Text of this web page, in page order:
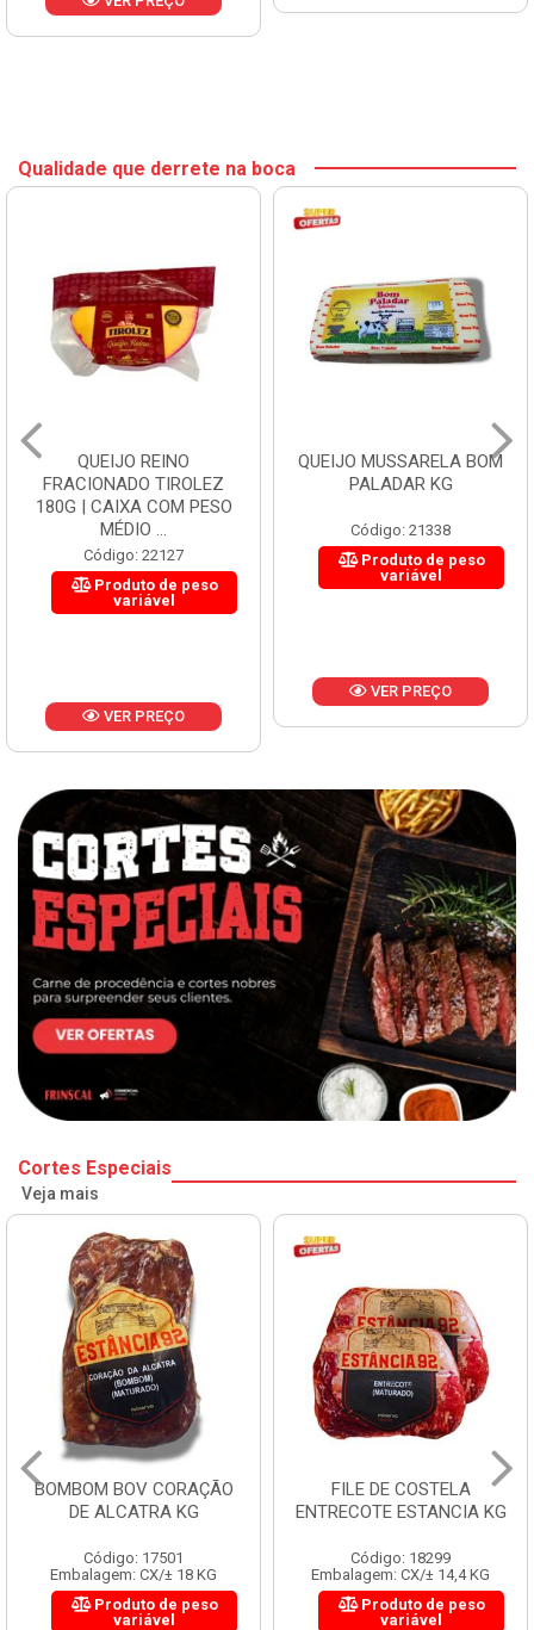
Qualidade que derrete na boca
QUEIJO REINO
FRACIONADO TIROLEZ
180G | CAIXA COM PESO
MÉDIO ...
Código: 22127
Produto de peso
variável
VER PREÇO
QUEIJO MUSSARELA BOM
PALADAR KG
Código: 21338
Produto de peso
variável
VER PREÇO
Cortes Especiais
Veja mais
BOMBOM BOV CORAÇÃO
DE ALCATRA KG
Código: 17501
Embalagem: CX/± 18 KG
Produto de peso
variável
FILE DE COSTELA
ENTRECOTE ESTANCIA KG
Código: 18299
Embalagem: CX/± 14,4 KG
Produto de peso
variável